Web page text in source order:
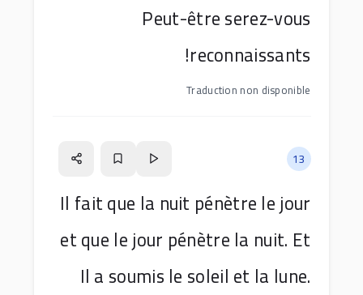
Peut-être serez-vous
reconnaissants!
Traduction non disponible
13
Il fait que la nuit pénètre le jour
et que le jour pénètre la nuit. Et
Il a soumis le soleil et la lune.